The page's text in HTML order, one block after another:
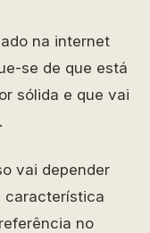
na internet
se de que está
sólida e que vai
vai depender
característica
no